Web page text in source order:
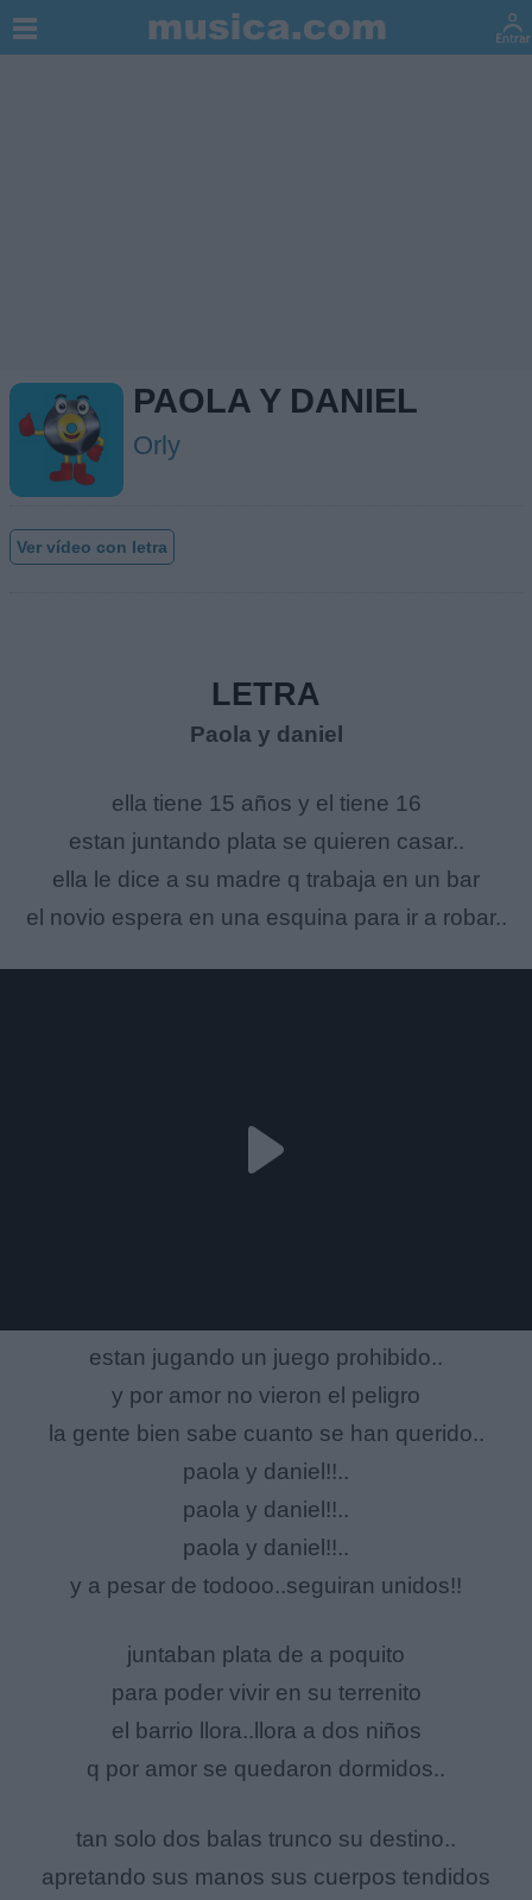
PAOLA Y DANIEL
Orly
Ver vídeo con letra
LETRA
Paola y daniel
ella tiene 15 años y el tiene 16
estan juntando plata se quieren casar..
ella le dice a su madre q trabaja en un bar
el novio espera en una esquina para ir a robar..
estan jugando un juego prohibido..
y por amor no vieron el peligro
la gente bien sabe cuanto se han querido..
paola y daniel!!..
paola y daniel!!..
paola y daniel!!..
y a pesar de todooo..seguiran unidos!!
juntaban plata de a poquito
para poder vivir en su terrenito
el barrio llora..llora a dos niños
q por amor se quedaron dormidos..
tan solo dos balas trunco su destino..
apretando sus manos sus cuerpos tendidos